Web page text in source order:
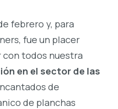
febrero y, para
fue un placer
todos nuestra
en el sector de las
de
de planchas